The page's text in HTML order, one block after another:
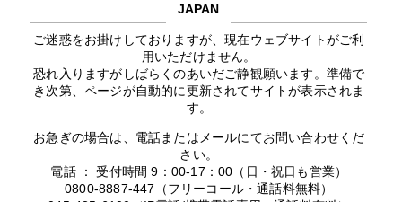
JAPAN
ご迷惑をお掛けしておりますが、現在ウェブサイトがご利
用いただけません。
恐れ入りますがしばらくのあいだご静観願います。準備で
き次第、ページが自動的に更新されてサイトが表示されま
す。
お急ぎの場合は、電話またはメールにてお問い合わせくだ
さい。
電話 ： 受付時間 9：00-17：00（日・祝日も営業）
0800-8887-447（フリーコール・通話料無料）